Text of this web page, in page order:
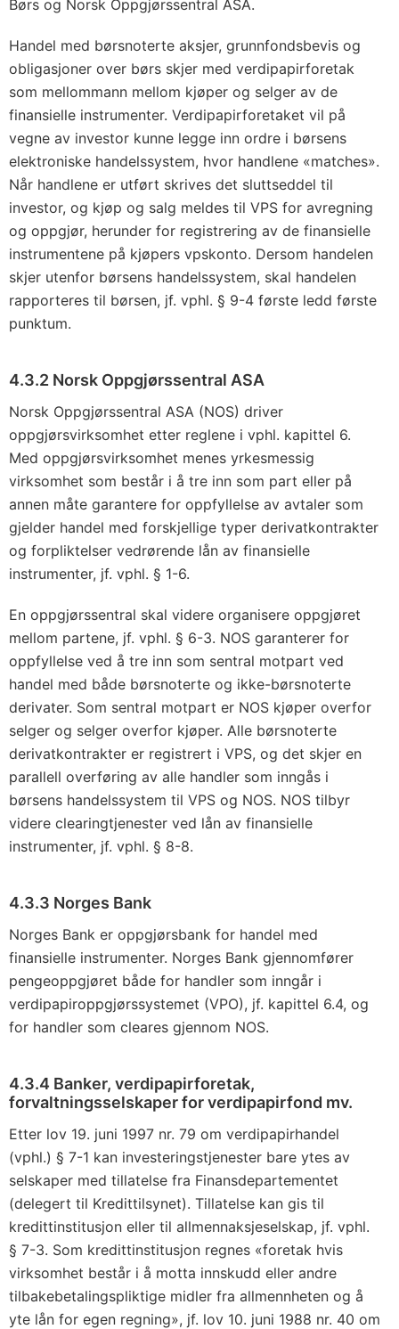
Børs og Norsk Oppgjørssentral ASA.
Handel med børsnoterte aksjer, grunnfondsbevis og
obligasjoner over børs skjer med verdipapirforetak
som mellommann mellom kjøper og selger av de
finansielle instrumenter. Verdipapirforetaket vil på
vegne av investor kunne legge inn ordre i børsens
elektroniske handelssystem, hvor handlene «matches».
Når handlene er utført skrives det sluttseddel til
investor, og kjøp og salg meldes til VPS for avregning
og oppgjør, herunder for registrering av de finansielle
instrumentene på kjøpers vpskonto. Dersom handelen
skjer utenfor børsens handelssystem, skal handelen
rapporteres til børsen, jf. vphl. § 9-4 første ledd første
punktum.
4.3.2 Norsk Oppgjørssentral ASA
Norsk Oppgjørssentral ASA (NOS) driver
oppgjørsvirksomhet etter reglene i vphl. kapittel 6.
Med oppgjørsvirksomhet menes yrkesmessig
virksomhet som består i å tre inn som part eller på
annen måte garantere for oppfyllelse av avtaler som
gjelder handel med forskjellige typer derivatkontrakter
og forpliktelser vedrørende lån av finansielle
instrumenter, jf. vphl. § 1-6.
En oppgjørssentral skal videre organisere oppgjøret
mellom partene, jf. vphl. § 6-3. NOS garanterer for
oppfyllelse ved å tre inn som sentral motpart ved
handel med både børsnoterte og ikke-børsnoterte
derivater. Som sentral motpart er NOS kjøper overfor
selger og selger overfor kjøper. Alle børsnoterte
derivatkontrakter er registrert i VPS, og det skjer en
parallell overføring av alle handler som inngås i
børsens handelssystem til VPS og NOS. NOS tilbyr
videre clearingtjenester ved lån av finansielle
instrumenter, jf. vphl. § 8-8.
4.3.3 Norges Bank
Norges Bank er oppgjørsbank for handel med
finansielle instrumenter. Norges Bank gjennomfører
pengeoppgjøret både for handler som inngår i
verdipapiroppgjørssystemet (VPO), jf. kapittel 6.4, og
for handler som cleares gjennom NOS.
4.3.4 Banker, verdipapirforetak,
forvaltningsselskaper for verdipapirfond mv.
Etter lov 19. juni 1997 nr. 79 om verdipapirhandel
(vphl.) § 7-1 kan investeringstjenester bare ytes av
selskaper med tillatelse fra Finansdepartementet
(delegert til Kredittilsynet). Tillatelse kan gis til
kredittinstitusjon eller til allmennaksjeselskap, jf. vphl.
§ 7-3. Som kredittinstitusjon regnes «foretak hvis
virksomhet består i å motta innskudd eller andre
tilbakebetalingspliktige midler fra allmennheten og å
yte lån for egen regning», jf. lov 10. juni 1988 nr. 40 om